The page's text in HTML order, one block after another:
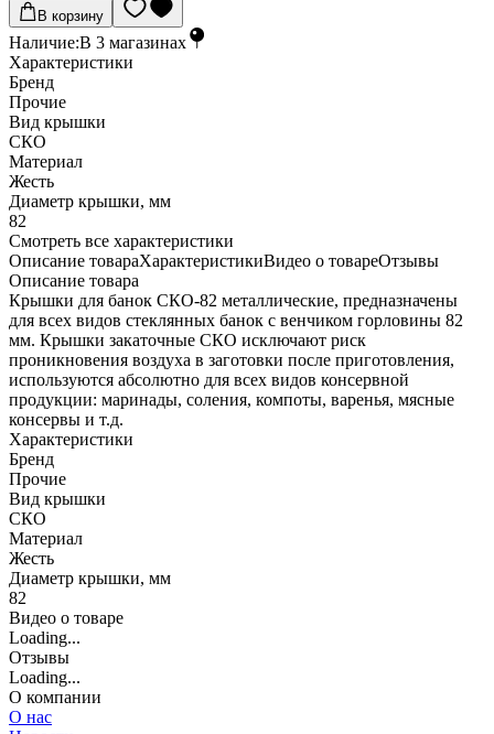
В корзину
Наличие:В 3 магазинах
Характеристики
Бренд
Прочие
Вид крышки
СКО
Материал
Жесть
Диаметр крышки, мм
82
Cмотреть все характеристики
Описание товараХарактеристикиВидео о товареОтзывы
Описание товара
Крышки для банок СКО-82 металлические, предназначены
для всех видов стеклянных банок с венчиком горловины 82
мм. Крышки закаточные СКО исключают риск
проникновения воздуха в заготовки после приготовления,
используются абсолютно для всех видов консервной
продукции: маринады, соления, компоты, варенья, мясные
консервы и т.д.
Характеристики
Бренд
Прочие
Вид крышки
СКО
Материал
Жесть
Диаметр крышки, мм
82
Видео о товаре
Loading...
Отзывы
Loading...
О компании
О нас